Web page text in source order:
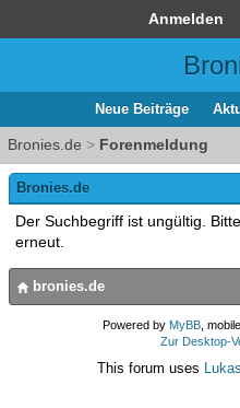
Anmelden
Neue Beiträge
Bronies.de > Forenmeldung
Bronies.de
Der Suchbegriff ist ungültig.
erneut.
bronies.de
Powered by MyBB ,
Zur Desktop-
This forum uses